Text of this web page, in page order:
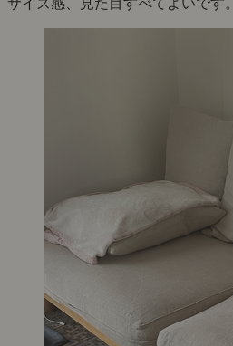
サイズ感、見た目すべてよいです。